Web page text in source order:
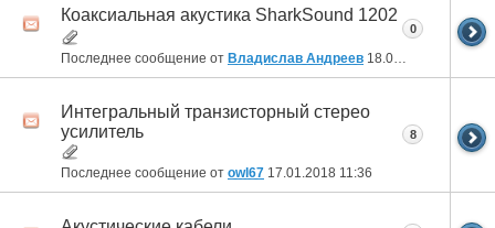
Коаксиальная акустика SharkSound 1202
Последнее сообщение от Владислав Андреев 18.01.2018
0
Интегральный транзисторный стерео
усилитель
Последнее сообщение от owl67 17.01.2018 11:36
8